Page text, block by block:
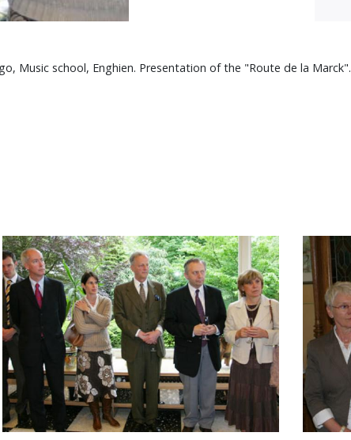
Music school, Enghien. Presentation of the "Route de la Marck".
Image Image